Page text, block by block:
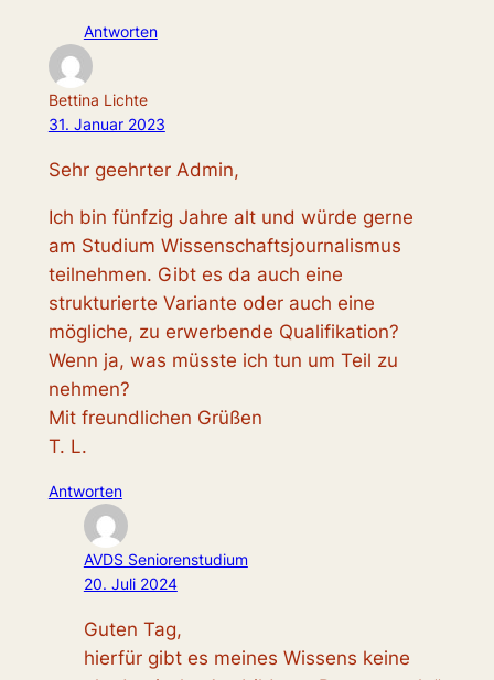
Antworten
Bettina Lichte
31. Januar 2023
Sehr geehrter Admin,
Ich bin fünfzig Jahre alt und würde gerne
am Studium Wissenschaftsjournalismus
teilnehmen. Gibt es da auch eine
strukturierte Variante oder auch eine
mögliche, zu erwerbende Qualifikation?
Wenn ja, was müsste ich tun um Teil zu
nehmen?
Mit freundlichen Grüßen
T. L.
Antworten
AVDS Seniorenstudium
20. Juli 2024
Guten Tag,
hierfür gibt es meines Wissens keine